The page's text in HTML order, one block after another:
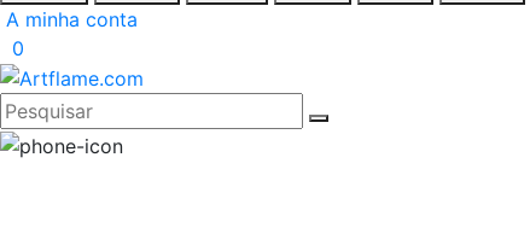
A minha conta
0